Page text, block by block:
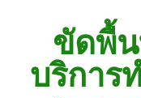
ขัดพื้
ขัดพื้นหินอ่อน
ขัดพื้
บริการ